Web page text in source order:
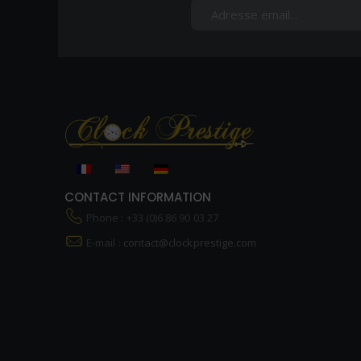
CONTACT INFORMATION
Phone : +33 (0)6 86 90 03 27
E-mail : contact@clockprestige.com